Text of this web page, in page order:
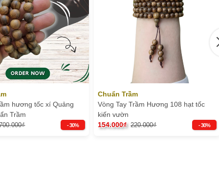
hương tốc xí Quảng
Trầm
- 30%
Chuẩn Trầm
Vòng Tay Trầm Hương 108 hạt tốc
kiến vườn
154.000₫ 220.000₫ - 30%